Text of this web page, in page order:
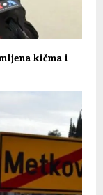
kičma i